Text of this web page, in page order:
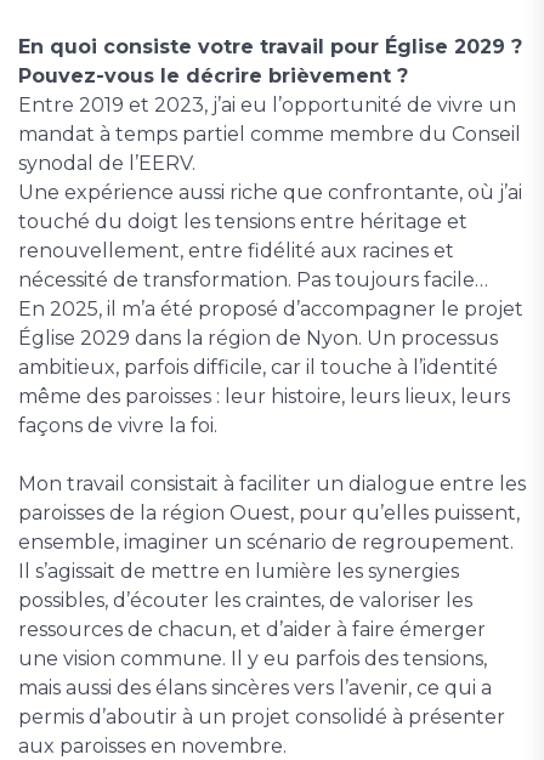
En quoi consiste votre travail pour Église 2029 ?
Pouvez-vous le décrire brièvement ?
Entre 2019 et 2023, j’ai eu l’opportunité de vivre un
mandat à temps partiel comme membre du Conseil
synodal de l’EERV.
Une expérience aussi riche que confrontante, où j’ai
touché du doigt les tensions entre héritage et
renouvellement, entre fidélité aux racines et
nécessité de transformation. Pas toujours facile…
En 2025, il m’a été proposé d’accompagner le projet
Église 2029 dans la région de Nyon. Un processus
ambitieux, parfois difficile, car il touche à l’identité
même des paroisses : leur histoire, leurs lieux, leurs
façons de vivre la foi.
Mon travail consistait à faciliter un dialogue entre les
paroisses de la région Ouest, pour qu’elles puissent,
ensemble, imaginer un scénario de regroupement.
Il s’agissait de mettre en lumière les synergies
possibles, d’écouter les craintes, de valoriser les
ressources de chacun, et d’aider à faire émerger
une vision commune. Il y eu parfois des tensions,
mais aussi des élans sincères vers l’avenir, ce qui a
permis d’aboutir à un projet consolidé à présenter
aux paroisses en novembre.